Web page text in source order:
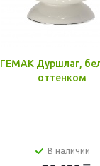
ГЕМАК Дуршлаг,
оттенком
В наличии